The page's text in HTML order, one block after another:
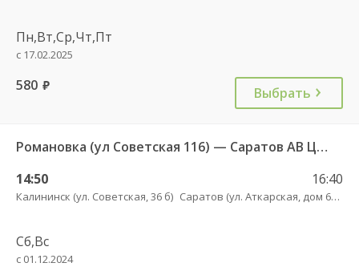
Пн,Вт,Ср,Чт,Пт
с 17.02.2025
580 руб. Выбрать
Романовка (ул Советская 116) — Саратов АВ Центральный (ул им Пугачева 179 А)
14:50
Калининск (ул. Советская, 36 б)
16:40
Саратов (ул. Аткарская, дом 66 А)
Сб,Вс
с 01.12.2024